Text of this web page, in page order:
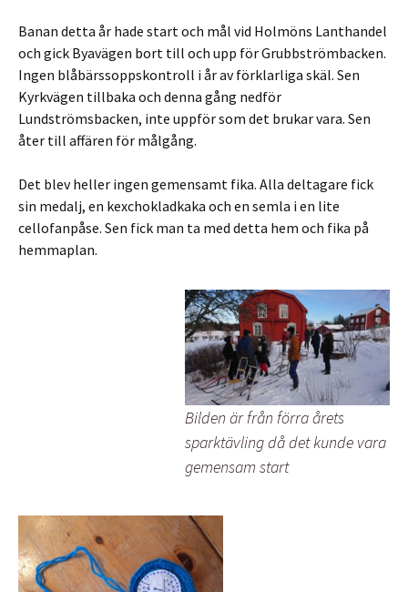
Banan detta år hade start och mål vid Holmöns Lanthandel
och gick Byavägen bort till och upp för Grubbströmbacken.
Ingen blåbärssoppskontroll i år av förklarliga skäl. Sen
Kyrkvägen tillbaka och denna gång nedför
Lundströmsbacken, inte uppför som det brukar vara. Sen
åter till affären för målgång.
Det blev heller ingen gemensamt fika. Alla deltagare fick
sin medalj, en kexchokladkaka och en semla i en lite
cellofanpåse. Sen fick man ta med detta hem och fika på
hemmaplan.
Bilden är från förra årets
sparktävling då det kunde vara
gemensam start